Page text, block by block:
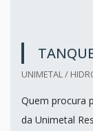
UNIMETAL /
Quem procura
da Unimetal